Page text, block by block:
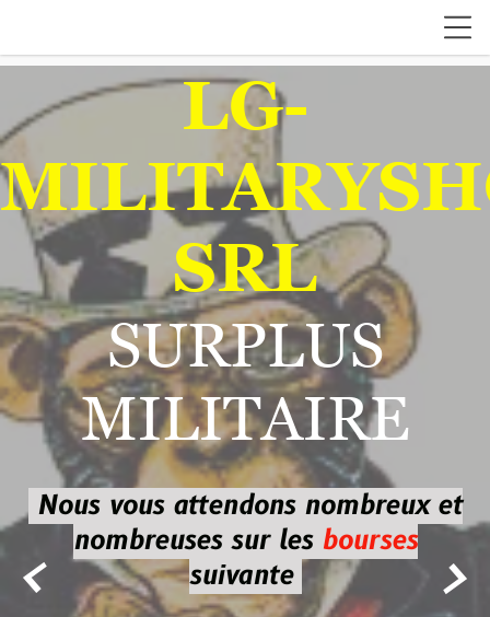
 
LG-
SRL
SURPLUS
MILITAIRE
Nous vous attendons nombreux et
nombreuses sur les bourses
suivante